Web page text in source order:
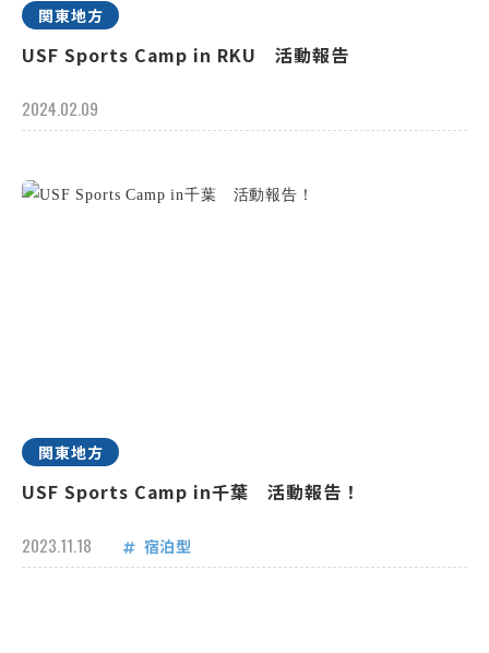
関東地方
USF Sports Camp in RKU 活動報告
2024.02.09
関東地方
USF Sports Camp in千葉 活動報告！
2023.11.18 宿泊型